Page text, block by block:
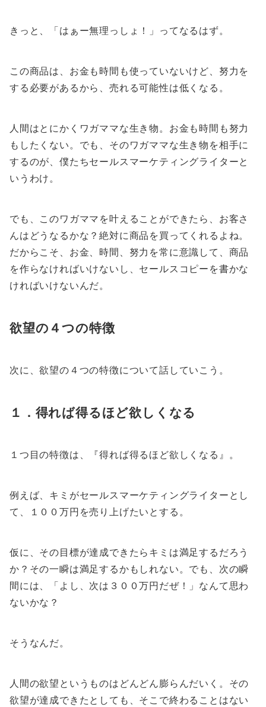
きっと、「はぁー無理っしょ！」ってなるはず。
この商品は、お金も時間も使っていないけど、努力を
する必要があるから、売れる可能性は低くなる。
人間はとにかくワガママな生き物。お金も時間も努力
もしたくない。でも、そのワガママな生き物を相手に
するのが、僕たちセールスマーケティングライターと
いうわけ。
でも、このワガママを叶えることができたら、お客さ
んはどうなるかな？絶対に商品を買ってくれるよね。
だからこそ、お金、時間、努力を常に意識して、商品
を作らなければいけないし、セールスコピーを書かな
ければいけないんだ。
欲望の４つの特徴
次に、欲望の４つの特徴について話していこう。
１．得れば得るほど欲しくなる
１つ目の特徴は、『得れば得るほど欲しくなる』。
例えば、キミがセールスマーケティングライターとし
て、１００万円を売り上げたいとする。
仮に、その目標が達成できたらキミは満足するだろう
か？その一瞬は満足するかもしれない。でも、次の瞬
間には、「よし、次は３００万円だぜ！」なんて思わ
ないかな？
そうなんだ。
人間の欲望というものはどんどん膨らんだいく。その
欲望が達成できたとしても、そこで終わることはない